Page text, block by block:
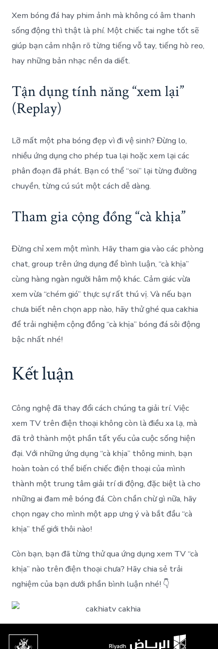
Xem bóng đá hay phim ảnh mà không có âm thanh
sống động thì thật là phí. Một chiếc tai nghe tốt sẽ
giúp bạn cảm nhận rõ từng tiếng vỗ tay, tiếng hò reo,
hay những bản nhạc nền da diết.
Tận dụng tính năng “xem lại”
(Replay)
Lỡ mất một pha bóng đẹp vì đi vệ sinh? Đừng lo,
nhiều ứng dụng cho phép tua lại hoặc xem lại các
phân đoạn đã phát. Bạn có thể “soi” lại từng đường
chuyền, từng cú sút một cách dễ dàng.
Tham gia cộng đồng “cà khịa”
Đừng chỉ xem một mình. Hãy tham gia vào các phòng
chat, group trên ứng dụng để bình luận, “cà khịa”
cùng hàng ngàn người hâm mộ khác. Cảm giác vừa
xem vừa “chém gió” thực sự rất thú vị. Và nếu bạn
chưa biết nên chọn app nào, hãy thử ghé qua cakhia
để trải nghiệm cộng đồng “cà khịa” bóng đá sôi động
bậc nhất nhé!
Kết luận
Công nghệ đã thay đổi cách chúng ta giải trí. Việc
xem TV trên điện thoại không còn là điều xa lạ, mà
đã trở thành một phần tất yếu của cuộc sống hiện
đại. Với những ứng dụng “cà khịa” thông minh, bạn
hoàn toàn có thể biến chiếc điện thoại của mình
thành một trung tâm giải trí di động, đặc biệt là cho
những ai đam mê bóng đá. Còn chần chừ gì nữa, hãy
chọn ngay cho mình một app ưng ý và bắt đầu “cà
khịa” thế giới thôi nào!
Còn bạn, bạn đã từng thử qua ứng dụng xem TV “cà
khịa” nào trên điện thoại chưa? Hãy chia sẻ trải
nghiệm của bạn dưới phần bình luận nhé! 👇